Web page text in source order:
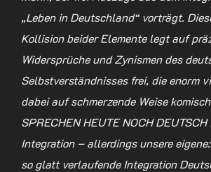
„Leben in Deutschland“ vorträgt.
Kollision beider Elemente legt auf
Widersprüche und Zynismen des
Selbstverständnisses frei, die enorm
dabei auf schmerzende Weise
SPRECHEN HEUTE NOCH
Integration – allerdings unsere
so glatt verlaufende Integration